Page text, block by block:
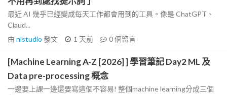
最近 AI 幾乎已經變成每天工作都會用到的工具。像是 ChatGPT、
Claud...
由 nlstudio 發文 1 天前 0個留言
[Machine Learning A-Z [2026] ] 學習筆記 Day2 ML 及
Data pre-processing 概念
一邊要上課一邊還要寫這個不容易! 整個machine learning分成三個